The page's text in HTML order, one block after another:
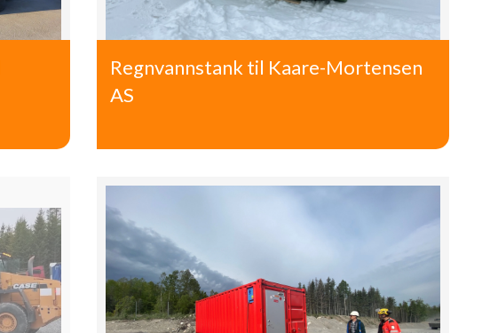
Regnvannstank til Kaare-Mortensen
AS